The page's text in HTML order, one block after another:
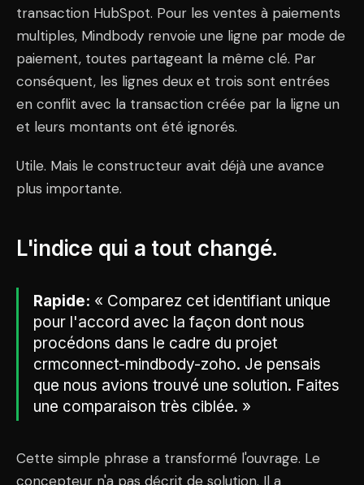
transaction HubSpot. Pour les ventes à paiements
multiples, Mindbody renvoie une ligne par mode de
paiement, toutes partageant la même clé. Par
conséquent, les lignes deux et trois sont entrées
en conflit avec la transaction créée par la ligne un
et leurs montants ont été ignorés.
Utile. Mais le constructeur avait déjà une avance
plus importante.
L'indice qui a tout changé.
Rapide: « Comparez cet identifiant unique
pour l'accord avec la façon dont nous
procédons dans le cadre du projet
crmconnect-mindbody-zoho. Je pensais
que nous avions trouvé une solution. Faites
une comparaison très ciblée. »
Cette simple phrase a transformé l'ouvrage. Le
concepteur n'a pas décrit de solution. Il a